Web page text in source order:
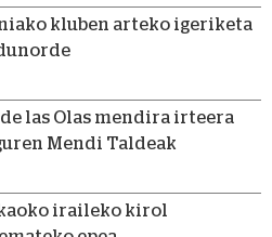
kluben arteko igeriketa
las Olas mendira irteera
Mendi Taldeak
iraileko kirol